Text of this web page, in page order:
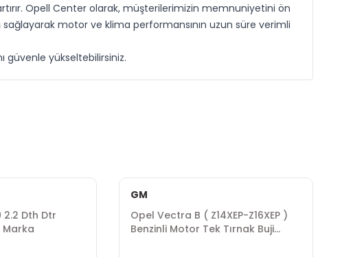
artırır. Opell Center olarak, müşterilerimizin memnuniyetini ön
motor ve klima performansının uzun süre verimli
güvenle yükseltebilirsiniz.
Dth Dtr
GM
Opel Vectra B ( Z14XEP-Z16XEP )
Benzinli Motor Tek Tırnak Buji